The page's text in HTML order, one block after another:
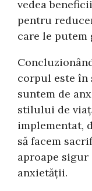
vedea
pentru
care le putem
corpul este în
suntem de
stilului de
implementat,
să facem
aproape sigur
anxietății.